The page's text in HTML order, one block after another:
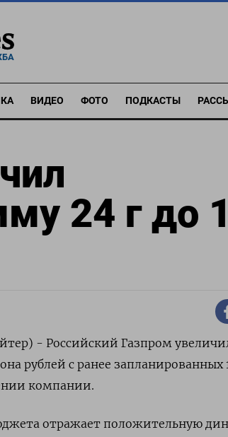
ВИДЕО ФОТО ПОДКАСТЫ
24 г до
- Российский Газпром
рублей с ранее
компании.
отражает положительную